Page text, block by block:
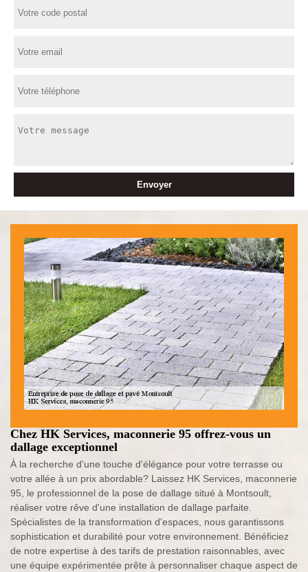
Chez HK Services, maconnerie 95 offrez-vous un
dallage exceptionnel
À la recherche d'une touche d'élégance pour votre terrasse ou
votre allée à un prix abordable? Laissez HK Services, maconnerie
95, le professionnel de la pose de dallage situé à Montsoult,
réaliser votre rêve d'une installation de dallage parfaite.
Spécialistes de la transformation d'espaces, nous garantissons
sophistication et durabilité pour votre environnement. Bénéficiez
de notre expertise à des tarifs de prestation raisonnables, avec
une équipe expérimentée prête à personnaliser chaque aspect de